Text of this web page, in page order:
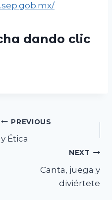
dando clic
PREVIOUS
y Ética
NEXT
Canta, juega y
diviértete